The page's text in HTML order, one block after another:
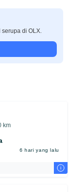
di OLX.
km
6 hari yang lalu
i